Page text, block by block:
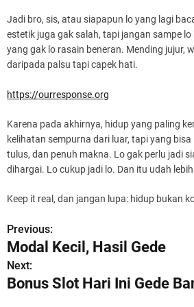
Jadi bro, sis, atau siapapun lo yang lagi
estetik juga gak salah, tapi jangan sampe
yang gak lo rasain beneran. Mending jujur,
daripada palsu tapi capek hati.
https://ourresponse.org
Karena pada akhirnya, hidup yang paling
kelihatan sempurna dari luar, tapi yang
tulus, dan penuh makna. Lo gak perlu jadi
dihargai. Lo cukup jadi lo. Dan itu udah
Keep it real, dan jangan lupa: hidup bukan
P
o
s
Previous:
Modal Kecil, Hasil Gede
Next:
Bonus Slot Hari Ini Gede